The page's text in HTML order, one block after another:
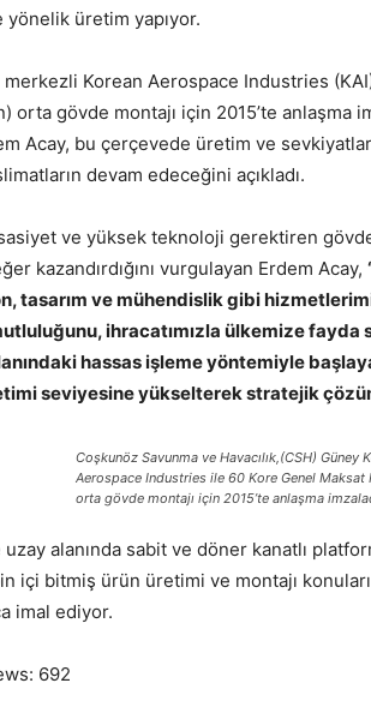
üretim yapıyor.
merkezli Korean Aerospace Industries
orta gövde montajı için 2015’te anlaşma
Acay, bu çerçevede üretim ve
devam edeceğini açıkladı.
ve yüksek teknoloji gerektiren
kazandırdığını vurgulayan Erdem Acay,
tasarım ve mühendislik gibi
ihracatımızla ülkemize fayda
hassas işleme yöntemiyle
seviyesine yükselterek stratejik
Coşkunöz Savunma ve Havacılık,(CSH) Güney
Aerospace Industries ile 60 Kore Genel Maksat
orta gövde montajı için 2015’te anlaşma
uzay alanında sabit ve döner kanatlı
içi bitmiş ürün üretimi ve montajı
imal ediyor.
692